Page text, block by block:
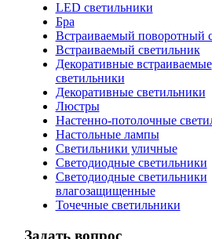
LED светильники
Бра
Встраиваемый поворотный
Встраиваемый светильник
Декоративные встраиваемые
светильники
Декоративные светильники
Люстры
Настенно-потолочные
Настольные лампы
Светильники уличные
Светодиодные светильники
Светодиодные светильники
влагозащищенные
Точечные светильники
Задать вопрос